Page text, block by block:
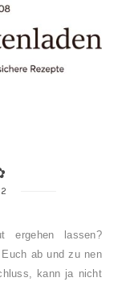
lassen?
ab und zu nen
kann ja nicht